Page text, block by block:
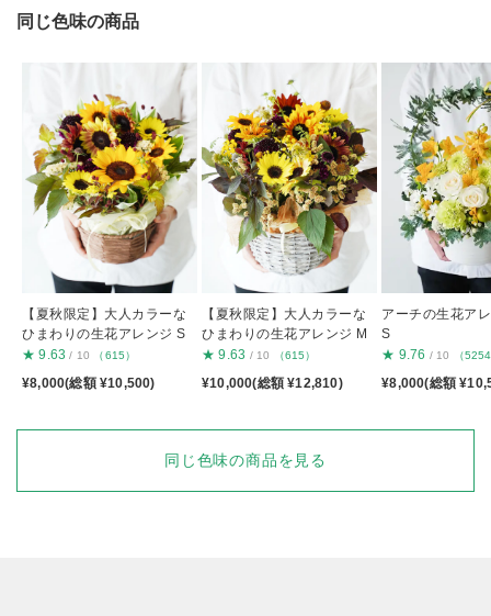
同じ色味の商品
【夏秋限定】大人カラーな
ひまわりの生花アレンジ S
★ 9.63 / 10 （615）
¥8,000(総額 ¥10,500)
【夏秋限定】大人カラーな
ひまわりの生花アレンジ M
★ 9.63 / 10 （615）
¥10,000(総額 ¥12,810)
アーチの生花ア
S
★ 9.76 / 10 （
¥8,000(総額
同じ色味の商品を見る